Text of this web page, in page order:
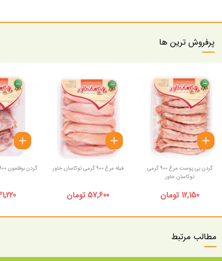
پرفروش ترین ها
گردن بی پوست مرغ 900 گرمی
توکاسان خاور
12,150 تومان
فیله مرغ 900 گرمی توکاسان خاور
57,600 تومان
گردن بوقلمون 900 گرمی توکاسان خاور
41,220
مطالب مرتبط